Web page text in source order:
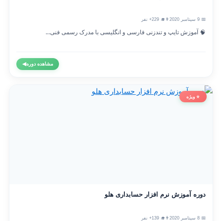
👨‍🎓 229+ نفر
🧠 آموزش تایپ و تندزنی فارسی و انگلیسی با مدرک رسمی فنی...
مشاهده دوره◀
⭐ ویژه
دوره آموزش نرم افزار حسابداری هلو
👨‍🎓 139+ نفر